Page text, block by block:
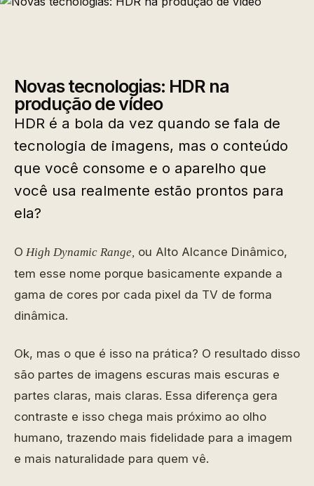
Novas tecnologias: HDR na
produção de vídeo
HDR é a bola da vez quando se fala de
tecnologia de imagens, mas o conteúdo
que você consome e o aparelho que
você usa realmente estão prontos para
ela?
O High Dynamic Range, ou Alto Alcance Dinâmico,
tem esse nome porque basicamente expande a
gama de cores por cada pixel da TV de forma
dinâmica.
Ok, mas o que é isso na prática? O resultado disso
são partes de imagens escuras mais escuras e
partes claras, mais claras. Essa diferença gera
contraste e isso chega mais próximo ao olho
humano, trazendo mais fidelidade para a imagem
e mais naturalidade para quem vê.